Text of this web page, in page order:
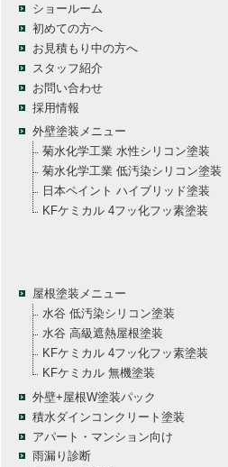
ショールーム
初めての方へ
お見積もり中の方へ
スタッフ紹介
お問い合わせ
採用情報
外壁塗装メニュー
菊水化学工業 水性シリコン塗装
菊水化学工業 低汚染シリコン塗装
日本ペイント ハイブリッド塗装
KFケミカル 4フッ化フッ素塗装
屋根塗装メニュー
水谷 低汚染シリコン塗装
水谷 高級遮熱屋根塗装
KFケミカル 4フッ化フッ素塗装
KFケミカル 無機塗装
外壁+屋根W塗装パック
積水ダインコンクリート塗装
アパート・マンション向け
雨漏り診断